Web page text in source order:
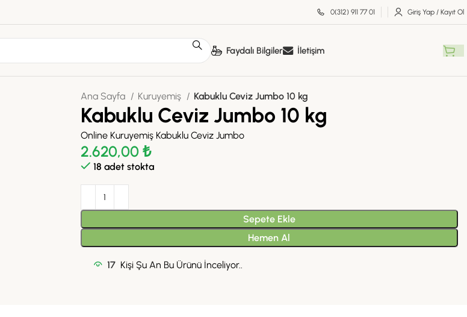
0(312) 911 77 01 Giriş Yap / Kayıt Ol
Faydalı Bilgiler İletişim
Ana Sayfa Kuruyemiş Kabuklu Ceviz Jumbo 10 kg
Kabuklu Ceviz Jumbo 10 kg
Online Kuruyemiş Kabuklu Ceviz Jumbo
2.620,00 ₺
18 adet stokta
Sepete Ekle
Hemen Al
17 Kişi Şu An Bu Ürünü İnceliyor..